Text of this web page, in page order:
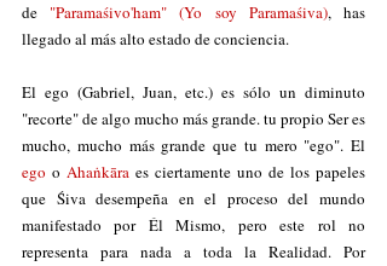
de "Paramaśivo'ham" (Yo soy Paramaśiva), has
llegado al más alto estado de conciencia.
El ego (Gabriel, Juan, etc.) es sólo un diminuto
"recorte" de algo mucho más grande. tu propio Ser es
ego o Ahaṅkāra es ciertamente uno de los papeles
que Śiva desempeña en el proceso del mundo
manifestado por Él Mismo, pero este rol no
representa para nada a toda la Realidad. Por